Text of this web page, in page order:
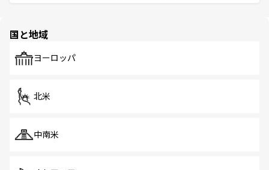
で、ホーカーズは地元の風情を楽しめる外せないスポット
国と地域
ヨーロッパ
北米
中南米